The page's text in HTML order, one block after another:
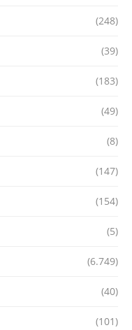
(248)
(39)
(183)
(49)
(8)
(147)
(154)
(5)
(6.749)
(40)
(101)